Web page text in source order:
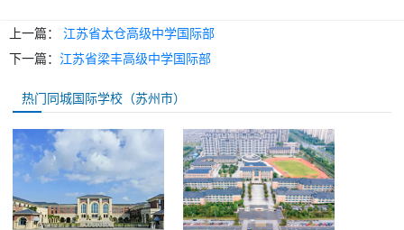
上一篇：
江苏省太仓高级中学国际部
下一篇： 江苏省梁丰高级中学国际部
热门同城国际学校（苏州市）